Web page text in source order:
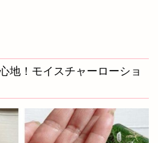
地！モイスチャーローショ